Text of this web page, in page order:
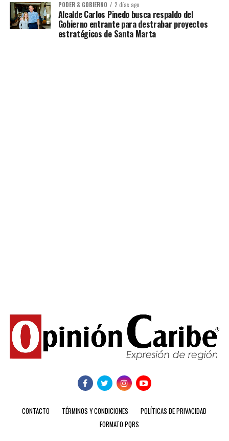
PODER & GOBIERNO 2 días ago
Alcalde Carlos Pinedo busca respaldo del
Gobierno entrante para destrabar proyectos
estratégicos de Santa Marta
CONTACTO TÉRMINOS Y CONDICIONES
POLÍTICAS DE PRIVACIDAD
FORMATO PQRS